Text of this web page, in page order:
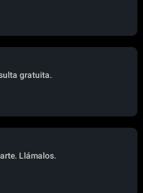
gratuita.
Llámalos.